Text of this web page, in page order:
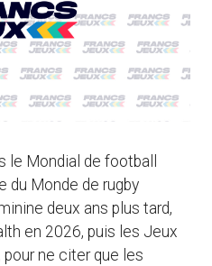
le Mondial de football
du Monde de rugby
deux ans plus tard,
en 2026, puis les Jeux
pour ne citer que les